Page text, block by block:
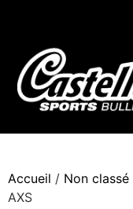
Accueil / Non classé
AXS